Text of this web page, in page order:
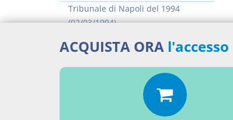
Tribunale di Napoli del 1994
(02/03/1994)
(14/04/1994)
Tribunale di Napoli del 1994
>> Vai all'argomento completo
ACQUISTA ORA l'accesso